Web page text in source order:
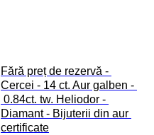
Fără preț de rezervă -
Cercei - 14 ct. Aur galben -
0.84ct. tw. Heliodor -
Diamant - Bijuterii din aur
certificate